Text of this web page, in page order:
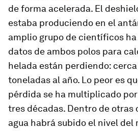
de forma acelerada. El
estaba produciendo en el
amplio grupo de científicos
datos de ambos polos para
helada están perdiendo:
toneladas al año. Lo peor es
pérdida se ha multiplicado
tres décadas. Dentro de otras
agua habrá subido el nivel del